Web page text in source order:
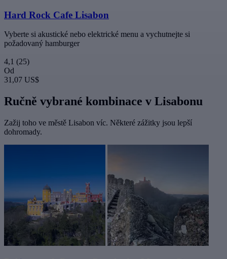
Hard Rock Cafe Lisabon
Vyberte si akustické nebo elektrické menu a vychutnejte si
požadovaný hamburger
4,1 (25)
Od
31,07 US$
Ručně vybrané kombinace v Lisabonu
Zažij toho ve městě Lisabon víc. Některé zážitky jsou lepší
dohromady.